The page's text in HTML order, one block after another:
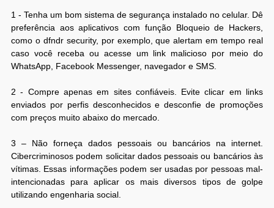
1 - Tenha um bom sistema de segurança instalado no celular. Dê
preferência aos aplicativos com função Bloqueio de Hackers,
como o dfndr security, por exemplo, que alertam em tempo real
caso você receba ou acesse um link malicioso por meio do
WhatsApp, Facebook Messenger, navegador e SMS.
2 - Compre apenas em sites confiáveis. Evite clicar em links
enviados por perfis desconhecidos e desconfie de promoções
com preços muito abaixo do mercado.
3 – Não forneça dados pessoais ou bancários na internet.
Cibercriminosos podem solicitar dados pessoais ou bancários às
vítimas. Essas informações podem ser usadas por pessoas mal-
intencionadas para aplicar os mais diversos tipos de golpe
utilizando engenharia social.